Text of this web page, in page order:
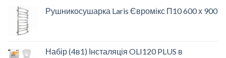
Рушникосушарка Laris Євромікс П10 600 х 900
Набір (4в1) Інсталяція OLI120 PLUS в